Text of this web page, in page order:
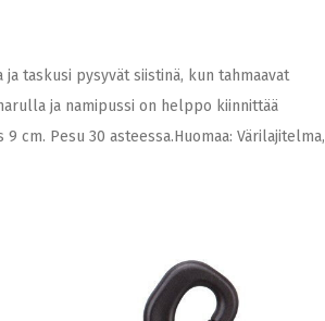
taskusi pysyvät siistinä, kun tahmaavat
ja namipussi on helppo kiinnittää
Pesu 30 asteessa.Huomaa: Värilajitelma,